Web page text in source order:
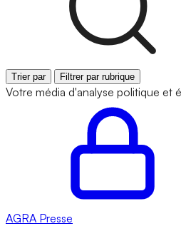
Trier par Filtrer par rubrique
Votre média d'analyse politique et
AGRA Presse